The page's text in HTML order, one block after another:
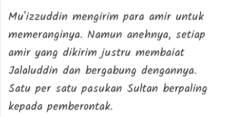
Mu'izzuddin mengirim para amir untuk
memeranginya. Namun anehnya, setiap
amir yang dikirim justru membaiat
Jalaluddin dan bergabung dengannya.
Satu per satu pasukan Sultan berpaling
kepada pemberontak.